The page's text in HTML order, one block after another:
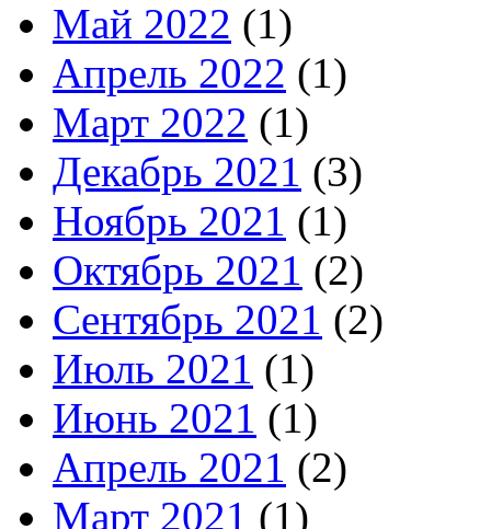
Май 2022 (1)
Апрель 2022 (1)
Март 2022 (1)
Декабрь 2021 (3)
Ноябрь 2021 (1)
Октябрь 2021 (2)
Сентябрь 2021 (2)
Июль 2021 (1)
Июнь 2021 (1)
Апрель 2021 (2)
Март 2021 (1)